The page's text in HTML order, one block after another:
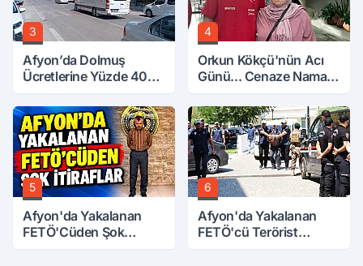
3
Afyon’da Dolmuş
Ücretlerine Yüzde 40
4
Orkun Kökçü'nün Acı
Günü... Cenaze Namazı
5
Afyon'da Yakalanan
FETÖ'Cüden Şok
6
Afyon'da Yakalanan
FETÖ'cü Terörist